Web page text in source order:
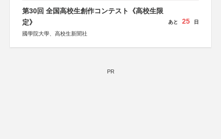
第30回 全国高校生創作コンテスト《高校生限
定》
國學院大學、高校生新聞社
あと 25 日
PR